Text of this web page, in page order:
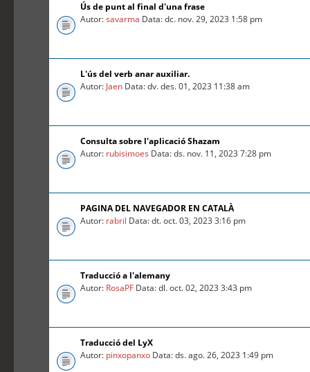
Ús de punt al final d'una frase
Autor:savarma Data: dc. nov. 29, 2023 1:58 pm
L'ús del verb anar auxiliar.
Autor: Jaen Data: dv. des. 01, 2023 11:38 am
Consulta sobre l'aplicació Shazam
Autor: rubisimoes Data: ds. nov. 11, 2023 7:28 pm
PAGINA DEL NAVEGADOR EN CATALÀ
Autor: rabril Data: dt. oct. 03, 2023 3:16 pm
Traducció a l'alemany
Autor: RosaPF Data: dl. oct. 02, 2023 3:43 pm
Traducció del LyX
Autor: pinxopanxo Data: ds. ago. 26, 2023 1:49 pm